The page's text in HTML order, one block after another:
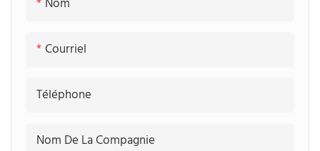
Nom
Courriel
Téléphone
Nom De La Compagnie
et autres décorations. Nous
échantillons gratuits.
message pour l&39;obtenir